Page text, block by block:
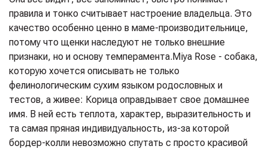
правила и тонко считывает настроение владельца. Это
качество особенно ценно в маме-производительнице,
потому что щенки наследуют не только внешние
признаки, но и основу темперамента.Miya Rose - собака,
которую хочется описывать не только
фелинологическим сухим языком родословных и
тестов, а живее: Корица оправдывает свое домашнее
имя. В ней есть теплота, характер, выразительность и
та самая пряная индивидуальность, из-за которой
бордер-колли невозможно спутать с просто красивой